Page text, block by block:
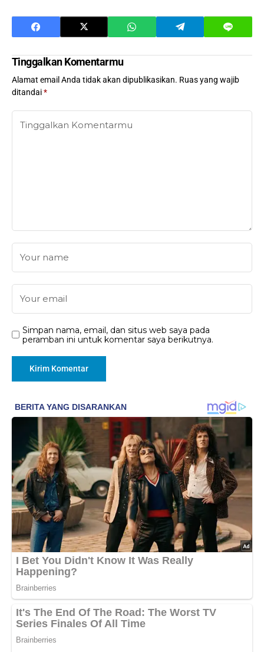
Tinggalkan Komentarmu
Alamat email Anda tidak akan dipublikasikan. Ruas yang wajib
ditandai*
Simpan nama, email, dan situs web saya pada
peramban ini untuk komentar saya berikutnya.